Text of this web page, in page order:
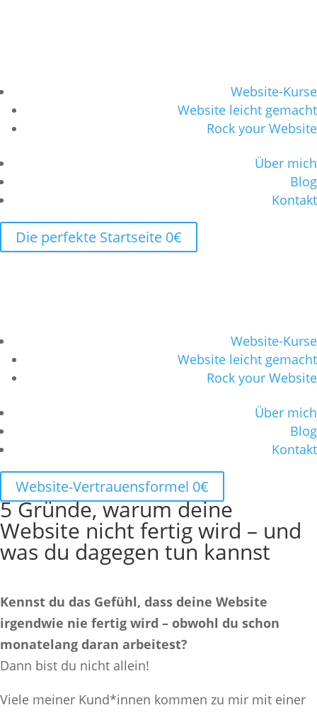
Website-Kurse
Website leicht gemacht
Rock your Website
Über mich
Blog
Kontakt
Die perfekte Startseite 0€
Website-Kurse
Website leicht gemacht
Rock your Website
Über mich
Blog
Kontakt
Website-Vertrauensformel 0€
5 Gründe, warum deine
Website nicht fertig wird – und
was du dagegen tun kannst
Kennst du das Gefühl, dass deine Website
irgendwie nie fertig wird – obwohl du schon
monatelang daran arbeitest?
Dann bist du nicht allein!
Viele meiner Kund*innen kommen zu mir mit einer